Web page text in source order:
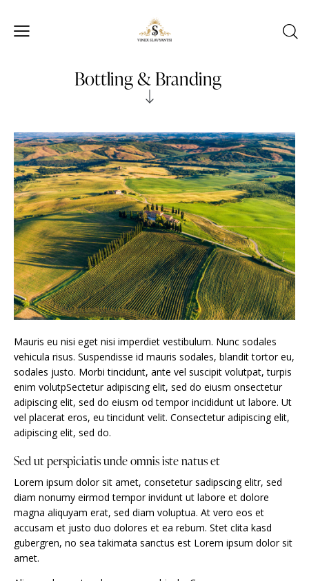
Bottling & Branding
Mauris eu nisi eget nisi imperdiet vestibulum. Nunc sodales
vehicula risus. Suspendisse id mauris sodales, blandit tortor eu,
sodales justo. Morbi tincidunt, ante vel suscipit volutpat, turpis
enim volutpSectetur adipiscing elit, sed do eiusm onsectetur
adipiscing elit, sed do eiusm od tempor incididunt ut labore. Ut
vel placerat eros, eu tincidunt velit. Consectetur adipiscing elit,
adipiscing elit, sed do.
Sed ut perspiciatis unde omnis iste natus et
Lorem ipsum dolor sit amet, consetetur sadipscing elitr, sed
diam nonumy eirmod tempor invidunt ut labore et dolore
magna aliquyam erat, sed diam voluptua. At vero eos et
accusam et justo duo dolores et ea rebum. Stet clita kasd
gubergren, no sea takimata sanctus est Lorem ipsum dolor sit
amet.